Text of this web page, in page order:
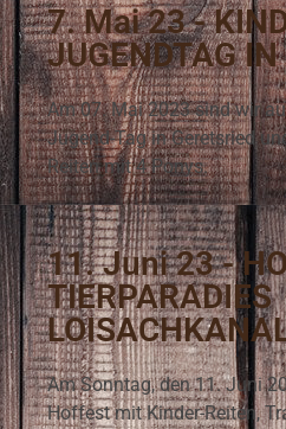
7. Mai 23 -
JUGENDTAG IN
Am 07. Mai 2023 sind wir
Jugend-Tag in Geretsried
Reiten mit 4 Ponys.
11. Juni 23 -
TIERPARADIES
Am Sonntag, den 11. Juni
Hoffest mit Kinder-Reiten,